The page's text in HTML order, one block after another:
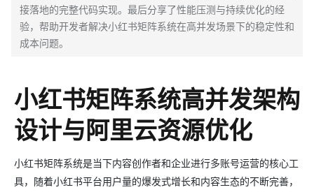
接落地的完整代码实现。最后分享了性能压测与持续优化的经
验，帮助开发者解决小红书矩阵系统在高并发场景下的稳定性和
成本问题。
小红书矩阵系统高并发架构
设计与阿里云资源优化
小红书矩阵系统是当下内容创作者和企业进行多账号运营的核心工
具，随着小红书平台用户量的爆发式增长和内容生态的不断完善，